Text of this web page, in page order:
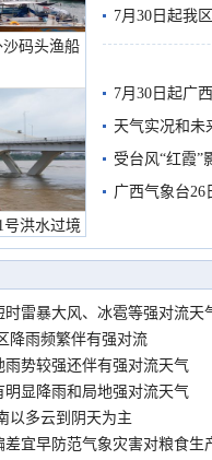
沙码头渔船
号洪水过境
7月30日起我
7月30日起广
天气实况和未
受台风“红霞”
有较强降雨
广西气象台26
雷暴大风、冰雹等强对流天
降雨频繁伴有强对流
势较强还伴有强对流天气
显降雨和局地强对流天气
以多云到阴天为主
宜早防范气象灾害对粮食生